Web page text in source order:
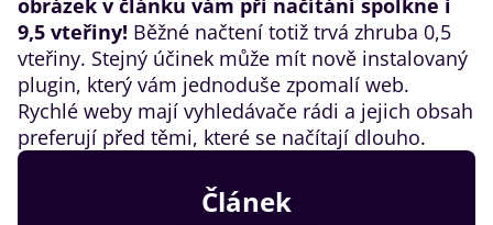
obrázek v článku vám při načítání spolkne i
9,5 vteřiny! Běžné načtení totiž trvá zhruba 0,5
vteřiny. Stejný účinek může mít nově instalovaný
plugin, který vám jednoduše zpomalí web.
Rychlé weby mají vyhledávače rádi a jejich obsah
preferují před těmi, které se načítají dlouho.
Článek